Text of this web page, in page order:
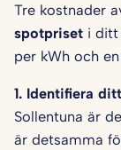
Tre kostnader
spotpriset i ditt
per kWh och
1. Identifiera
Sollentuna är
är detsamma